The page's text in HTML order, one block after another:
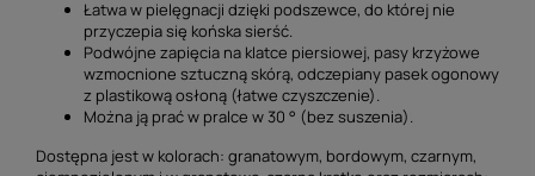
Łatwa w pielęgnacji dzięki podszewce, do której nie
przyczepia się końska sierść.
Podwójne zapięcia na klatce piersiowej, pasy krzyżowe
wzmocnione sztuczną skórą, odczepiany pasek ogonowy
z plastikową osłoną (łatwe czyszczenie).
Można ją prać w pralce w 30 ° (bez suszenia).
Dostępna jest w kolorach: granatowym, bordowym, czarnym,